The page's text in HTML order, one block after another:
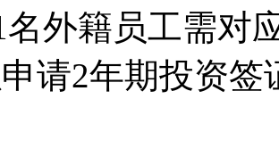
籍员工需对应
请2年期投资签